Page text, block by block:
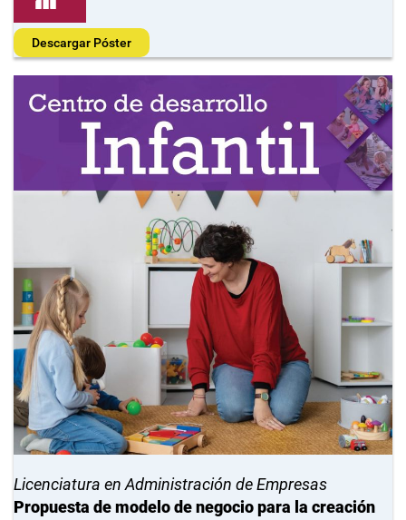
Descargar Póster
Licenciatura en Administración de Empresas
Propuesta de modelo de negocio para la creación